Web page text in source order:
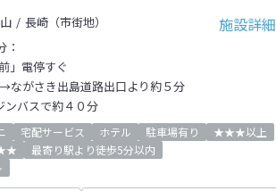
施設詳細
長崎（市街地）
：
」電停すぐ
ながさき出島道路出口より約５分
ンバスで約４０分
宅配サービス ホテル 駐車場有り
★★★以上
最寄り駅より徒歩5分以内